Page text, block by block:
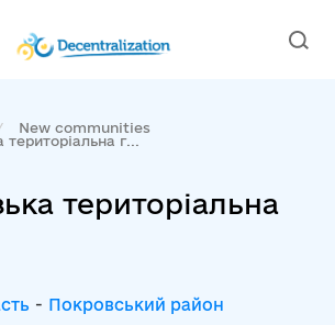
New communities
територіальна г...
територіальна
- Покровський район